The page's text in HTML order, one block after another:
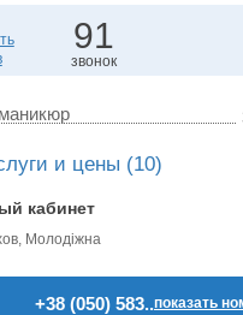
91
звонок
и цены (10)
кабинет
Молодіжна
+38 (050) 583..показать